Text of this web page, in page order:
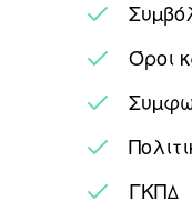
Όροι
ΓΚΠΔ